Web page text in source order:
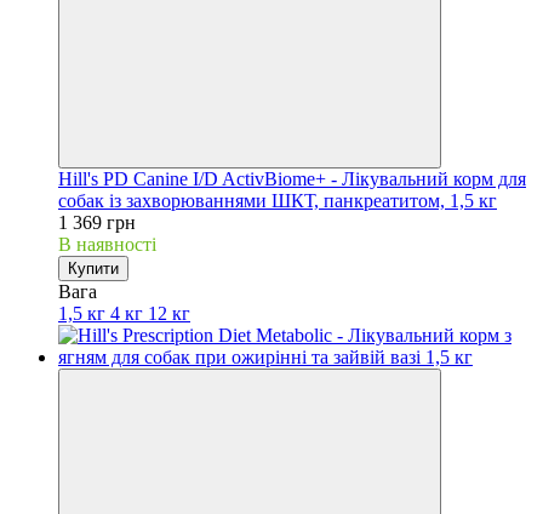
Hill's PD Canine I/D ActivBiome+ - Лікувальний корм для
собак із захворюваннями ШКТ, панкреатитом, 1,5 кг
1 369 грн
В наявності
Купити
Вага
1,5 кг 4 кг 12 кг